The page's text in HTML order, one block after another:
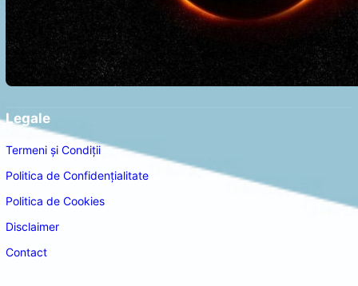
Legale
Termeni și Condiții
Politica de Confidențialitate
Politica de Cookies
Disclaimer
Contact